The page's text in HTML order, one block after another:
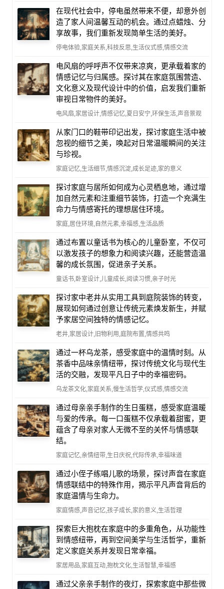
在现代社会中，停电虽然带来不便，却意外创
造了家人间温馨互动的机会。通过点蜡烛、分
享故事，我们重新发现简单生活的美好。
停电体验,家庭关系,科技反思,生活仪式感,情感交流
电风扇的呼呼声不仅带来凉爽，更承载着家的
情感记忆与归属感。探讨其在家庭氛围营造、
文化意义及现代设计中的价值，启发我们重新
审视日常物件的美好。
电风扇,家居设计,情感记忆,夏日安宁,环保生活,声音景观
从家门口的鞋带印记出发，探讨家庭生活中被
忽视的细节之美，唤起对日常温暖瞬间的关注
与珍视。
家庭记忆,生活细节,情感沉淀,成长足迹,家的意义
探讨家庭与居所如何成为心灵栖息地，通过增
加自然元素和注重细节装饰，打造一个充满生
命力与情感寄托的理想居住环境。
家庭,居住环境,自然元素,幸福感,生活品质
通过布置以童话书为核心的儿童卧室，不仅可
以激发孩子的想象力和阅读兴趣，还能营造温
馨的成长氛围，促进亲子关系。
童话书,卧室设计,儿童成长,阅读习惯,亲子时光
探讨家中老井从实用工具到庭院装饰的转变，
展现如何通过创意让传统元素焕发新生，并赋
予家居空间独特的情感记忆。
老井,家居设计,旧物利用,庭院布置,情感共鸣
通过一杯乌龙茶，感受家庭中的温情时刻。从
茶香中品味亲情纽带，探讨传统文化与现代生
活的交融，发现平凡日子中的幸福密码。
乌龙茶文化,家庭关系,慢生活哲学,仪式感,情感交流
通过母亲亲手制作的生日蛋糕，感受家庭温暖
与爱的传承。每一口蛋糕不仅承载着甜蜜，更
蕴含了母亲对家人无微不至的关怀与情感联
结。
家庭记忆,亲情纽带,生日庆祝,代际传承,幸福味道
通过小侄子练唱儿歌的场景，探讨声音在家庭
情感联结中的特殊作用，揭示平凡声音背后的
家庭温情与生命力。
家庭情感,声音记忆,孩子成长,家的意义,生活哲理
探索巨大抱枕在家庭中的多重角色，从功能性
到情感纽带，再到空间美学与生活哲学，重新
定义家庭关系并发现日常幸福。
家居用品,家庭互动,抱枕文化,生活智慧,幸福感
通过父亲亲手制作的夜灯，探索家庭中那些微